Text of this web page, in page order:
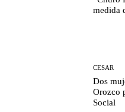
medida
CESAR
Dos
Orozco
Social